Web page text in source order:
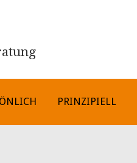
PRINZIPIELL